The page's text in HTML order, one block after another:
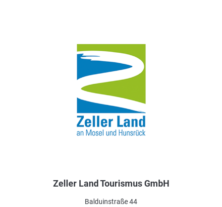
Zeller Land Tourismus GmbH
Balduinstraße 44